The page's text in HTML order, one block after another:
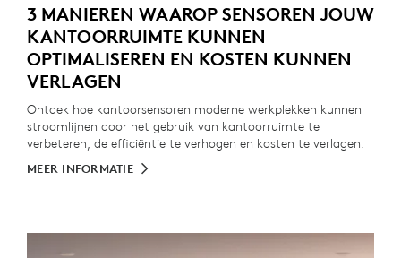
3 MANIEREN WAAROP SENSOREN JOUW
KANTOORRUIMTE KUNNEN
OPTIMALISEREN EN KOSTEN KUNNEN
VERLAGEN
Ontdek hoe kantoorsensoren moderne werkplekken kunnen
stroomlijnen door het gebruik van kantoorruimte te
verbeteren, de efficiëntie te verhogen en kosten te verlagen.
MEER INFORMATIE